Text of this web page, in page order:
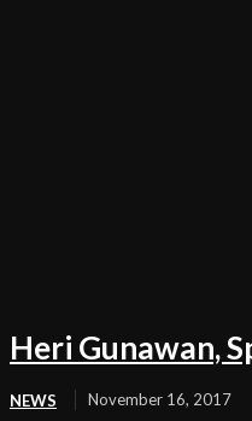
Heri Gunawan,
NEWS November 16, 2017